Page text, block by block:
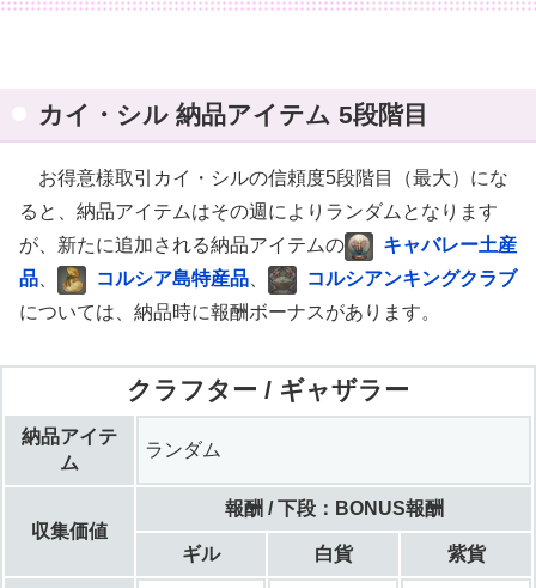
カイ・シル 納品アイテム 5段階目
お得意様取引カイ・シルの信頼度5段階目（最大）にな
ると、納品アイテムはその週によりランダムとなります
が、新たに追加される納品アイテムの
キャバレー土産
品
コルシア島特産品
コルシアンキングクラブ
については、納品時に報酬ボーナスがあります。
クラフター / ギャザラー
納品アイテ
ム
ランダム
収集価値
報酬 / 下段：BONUS報酬
ギル 白貨 紫貨